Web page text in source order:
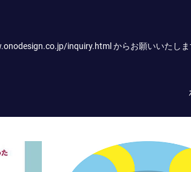
inquiry.html からお願いいたしま